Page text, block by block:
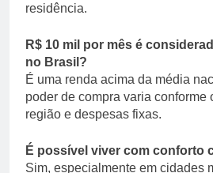
residência.
R$ 10 mil por mês é
no Brasil?
É uma renda acima da média
poder de compra varia conforme
região e despesas fixas.
É possível viver com conforto
Sim, especialmente em cidades